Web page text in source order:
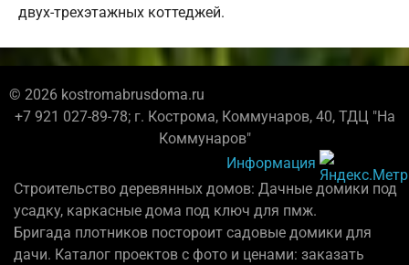
двух-трехэтажных коттеджей.
© 2026 kostromabrusdoma.ru
+7 921 027-89-78; г. Кострома, Коммунаров, 40, ТДЦ "На
Коммунаров"
Информация
Строительство деревянных домов: Дачные домики под
усадку, каркасные дома под ключ для пмж.
Бригада плотников постороит садовые домики для
дачи. Каталог проектов с фото и ценами: заказать